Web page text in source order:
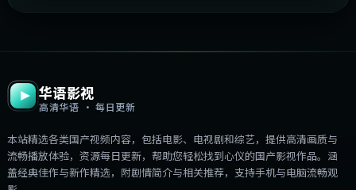
华语影视
高清华语 · 每日更新
本站精选各类国产视频内容，包括电影、电视剧和综艺，提供高清画质与
流畅播放体验，资源每日更新，帮助您轻松找到心仪的国产影视作品。涵
盖经典佳作与新作精选，附剧情简介与相关推荐，支持手机与电脑流畅观